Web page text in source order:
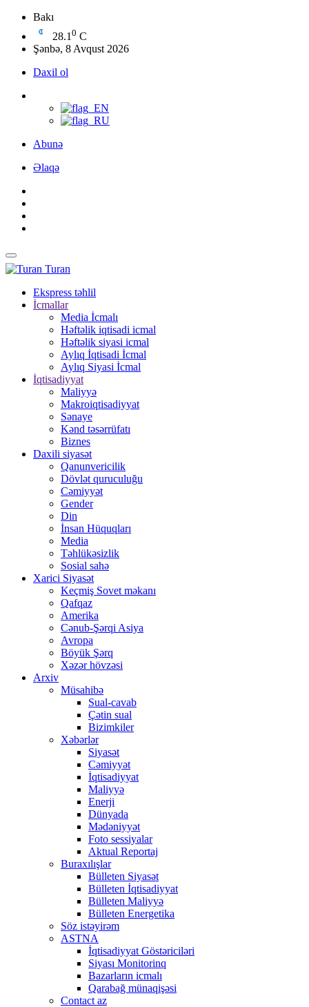
Bakı
28.1 0 C
Şənbə, 8 Avqust 2026
Daxil ol
Abunə
Əlaqə
Turan
Ekspress təhlil
İcmallar
Media İcmalı
Həftəlik iqtisadi icmal
Həftəlik siyasi icmal
Aylıq İqtisadi İcmal
Aylıq Siyasi İcmal
İqtisadiyyat
Maliyyə
Makroiqtisadiyyat
Sənaye
Kənd təsərrüfatı
Biznes
Daxili siyasət
Qanunvericilik
Dövlət quruculuğu
Cəmiyyət
Gender
Din
İnsan Hüquqları
Media
Təhlükəsizlik
Sosial sahə
Xarici Siyasət
Keçmiş Sovet məkanı
Qafqaz
Amerika
Cənub-Şərqi Asiya
Avropa
Böyük Şərq
Xəzər hövzəsi
Arxiv
Müsahibə
Sual-cavab
Çətin sual
Bizimkiler
Xəbərlər
Siyasət
Cəmiyyət
İqtisadiyyat
Maliyyə
Enerji
Dünyada
Mədəniyyət
Foto sessiyalar
Aktual Reportaj
Buraxılışlar
Bülleten Siyasət
Bülleten İqtisadiyyat
Bülleten Maliyyə
Bülleten Energetika
Söz istəyirəm
ASTNA
İqtisadiyyat Göstəriciləri
Siyası Monitorinq
Bazarların icmalı
Qarabağ münaqişəsi
Contact az